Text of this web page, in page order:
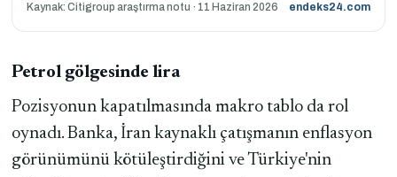
Kaynak: Citigroup araştırma notu · 11 Haziran 2026 endeks24.com
Petrol gölgesinde lira
Pozisyonun kapatılmasında makro tablo da rol
oynadı. Banka, İran kaynaklı çatışmanın enflasyon
görünümünü kötüleştirdiğini ve Türkiye'nin